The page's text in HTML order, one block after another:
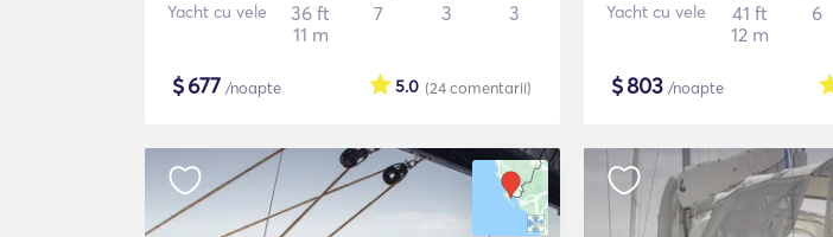
Yacht cu vele
36 ft
11 m
7 3 3
$677 /noapte (24comentarii)
5.0
Yacht cu vele
41 ft
12 m
6
$803 /noapte